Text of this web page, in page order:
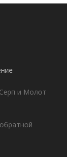
и Молот